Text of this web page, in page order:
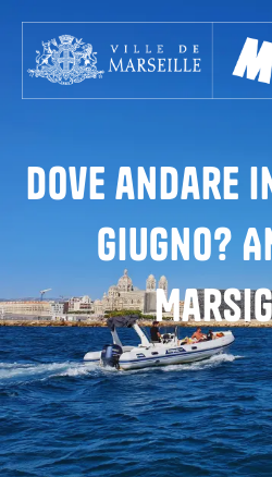
contenu
principal
Dove andare
giugno?